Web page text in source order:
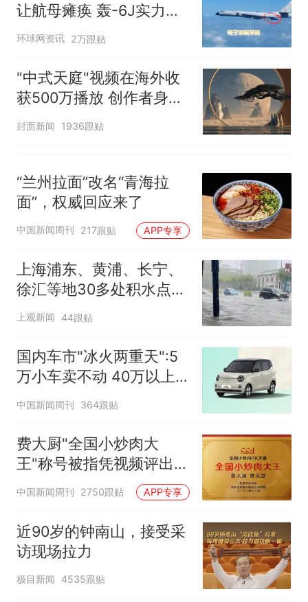
让航母瘫痪 轰-6J实力有
多强？
环球网资讯 2万跟贴
"中式天庭"视频在海外收
获500万播放 创作者身份
披露
封面新闻 1936跟贴
“兰州拉面”改名“青海拉
面”，权威回应来了
中国新闻周刊 217跟贴 APP专享
上海浦东、黄浦、长宁、
徐汇等地30多处积水点正
在抢排
上观新闻 44跟贴
国内车市"冰火两重天":5
万小车卖不动 40万以上
的抢购
中国新闻周刊 364跟贴
费大厨"全国小炒肉大
王"称号被指凭视频评出
官方回应
中国新闻周刊 2750跟贴 APP专享
近90岁的钟南山，接受采
访现场拉力
极目新闻 4535跟贴